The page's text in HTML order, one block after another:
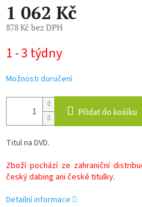
1 062 Kč
878 Kč bez DPH
cena:
1 - 3 týdny
Možnosti doručení
Přidat do košíku
Titul na DVD.
Zboží pochází ze zahraniční
český dabing ani české titulky.
Detailní informace